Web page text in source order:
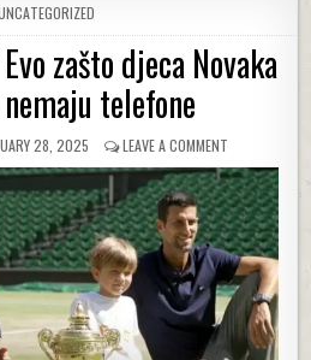
zašto djeca Novaka
telefone
28, 2025 LEAVE A COMMENT
“ŽALE
SE,
ALI…”
EVO
ZAŠTO
DJECA
NOVAKA
ĐOKOVIĆA
NEMAJU
TELEFONE